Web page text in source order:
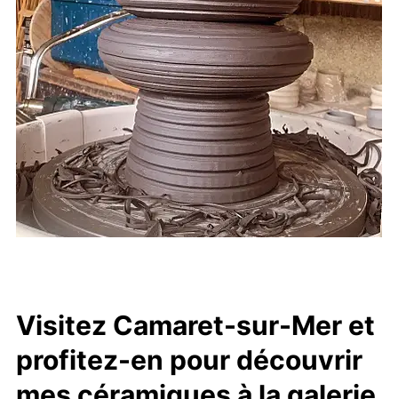
Visitez Camaret-sur-Mer et
profitez-en pour découvrir